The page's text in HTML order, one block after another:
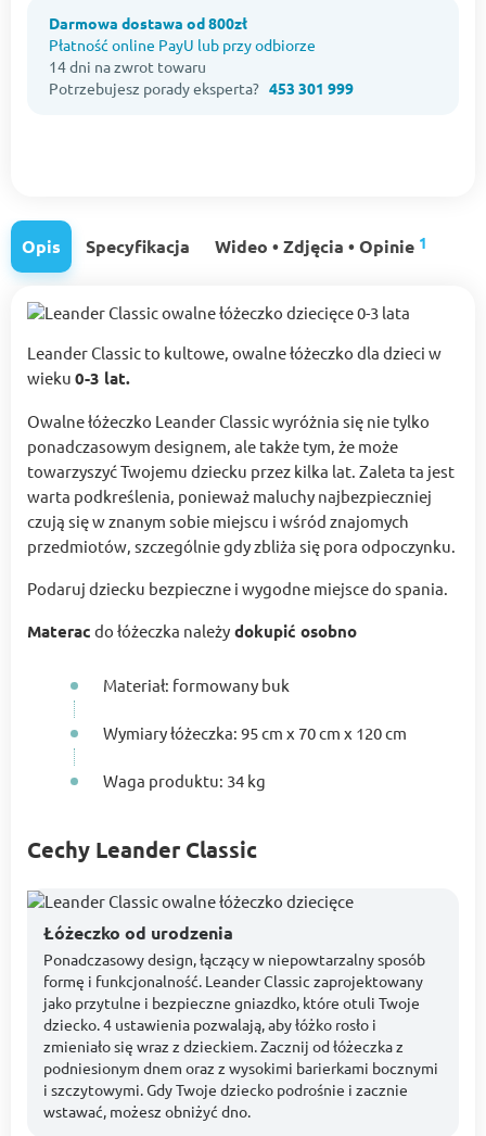
Darmowa dostawa od 800zł
Płatność online PayU lub przy odbiorze
14 dni na zwrot towaru
Potrzebujesz porady eksperta? 453 301 999
Opis Specyfikacja Wideo • Zdjęcia • Opinie 1
Leander Classic to kultowe, owalne łóżeczko dla dzieci w
wieku 0-3 lat.
Owalne łóżeczko Leander Classic wyróżnia się nie tylko
ponadczasowym designem, ale także tym, że może
towarzyszyć Twojemu dziecku przez kilka lat. Zaleta ta jest
warta podkreślenia, ponieważ maluchy najbezpieczniej
czują się w znanym sobie miejscu i wśród znajomych
przedmiotów, szczególnie gdy zbliża się pora odpoczynku.
Podaruj dziecku bezpieczne i wygodne miejsce do spania.
Materac do łóżeczka należy dokupić osobno
Materiał: formowany buk
Wymiary łóżeczka: 95 cm x 70 cm x 120 cm
Waga produktu: 34 kg
Cechy Leander Classic
Łóżeczko od urodzenia
Ponadczasowy design, łączący w niepowtarzalny sposób
formę i funkcjonalność. Leander Classic zaprojektowany
jako przytulne i bezpieczne gniazdko, które otuli Twoje
dziecko. 4 ustawienia pozwalają, aby łóżko rosło i
zmieniało się wraz z dzieckiem. Zacznij od łóżeczka z
podniesionym dnem oraz z wysokimi barierkami bocznymi
i szczytowymi. Gdy Twoje dziecko podrośnie i zacznie
wstawać, możesz obniżyć dno.